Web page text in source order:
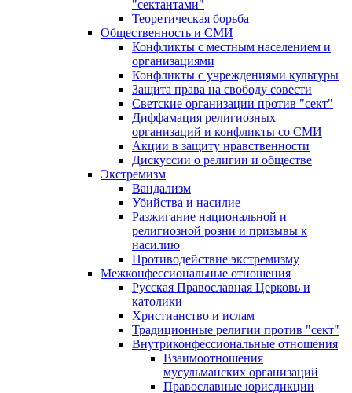
"сектантами"
Теоретическая борьба
Общественность и СМИ
Конфликты с местным населением и
организациями
Конфликты с учреждениями культуры
Защита права на свободу совести
Светские организации против "сект"
Диффамация религиозных
организаций и конфликты со СМИ
Акции в защиту нравственности
Дискуссии о религии и обществе
Экстремизм
Вандализм
Убийства и насилие
Разжигание национальной и
религиозной розни и призывы к
насилию
Противодействие экстремизму
Межконфессиональные отношения
Русская Православная Церковь и
католики
Христианство и ислам
Традиционные религии против "сект"
Внутриконфессиональные отношения
Взаимоотношения
мусульманских организаций
Православные юрисдикции